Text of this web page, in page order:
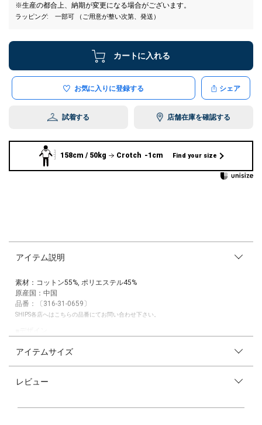
※生産の都合上、納期が変更になる場合がございます。
ラッピング 一部可 （ご用意が整い次第、発送）
カートに入れる
お気に入りに登録する シェア
試着する 店舗在庫を確認する
158cm / 50kg Crotch -1cm Find your size
アイテム説明
素材：コットン55%, ポリエステル45%
原産国：中国
品番：〔316-31-0659〕
SHIPS各店へはこちらの品番にてお問い合わせ下さい。
・パールボタンがさりげなくポイントになっています。
・前後2WAYで着用可能。後ろにボウタイを持っていってもシンプルで素
アイテムサイズ
レビュー